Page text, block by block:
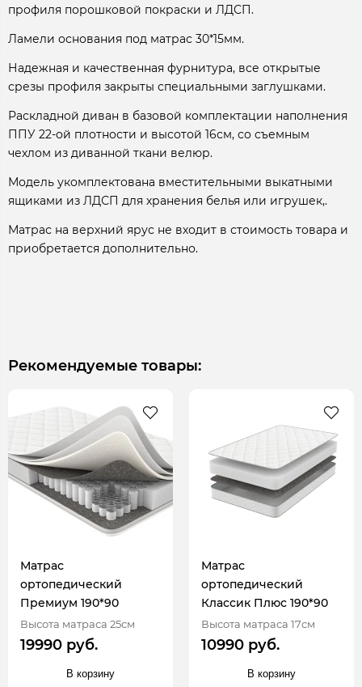
профиля порошковой покраски и ЛДСП.
Ламели основания под матрас 30*15мм.
Надежная и качественная фурнитура, все открытые
срезы профиля закрыты специальными заглушками.
Раскладной диван в базовой комплектации наполнения
ППУ 22-ой плотности и высотой 16см, со съемным
чехлом из диванной ткани велюр.
Модель укомплектована вместительными выкатными
ящиками из ЛДСП для хранения белья или игрушек,.
Матрас на верхний ярус не входит в стоимость товара и
приобретается дополнительно.
Рекомендуемые товары:
Матрас
ортопедический
Премиум 190*90
Высота матраса 25см
19990 руб.
В корзину
Матрас
ортопедический
Классик Плюс 190*90
Высота матраса 17см
10990 руб.
В корзину